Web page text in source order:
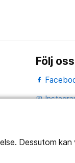
Dessutom
Följ oss
portrait